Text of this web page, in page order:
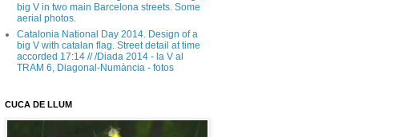
big V in two main Barcelona streets. Some
aerial photos.
Catalonia National Day 2014. Design of a
big V with catalan flag. Street detail at time
accorded 17:14 // /Diada 2014 - la V al
TRAM 6, Diagonal-Numància - fotos
CUCA DE LLUM